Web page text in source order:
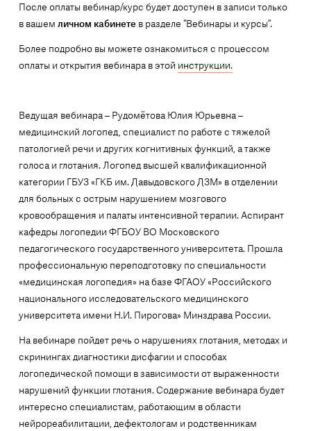
После оплаты вебинар/курс будет доступен в записи только
в вашем личном кабинете в разделе “Вебинары и курсы”.
Более подробно вы можете ознакомиться с процессом
оплаты и открытия вебинара в этой инструкции.
Ведущая вебинара – Рудомётова Юлия Юрьевна –
медицинский логопед, специалист по работе с тяжелой
патологией речи и других когнитивных функций, а также
голоса и глотания. Логопед высшей квалификационной
категории ГБУЗ «ГКБ им. Давыдовского ДЗМ» в отделении
для больных с острым нарушением мозгового
кровообращения и палаты интенсивной терапии. Аспирант
кафедры логопедии ФГБОУ ВО Московского
педагогического государственного университета. Прошла
профессиональную переподготовку по специальности
«медицинская логопедия» на базе ФГАОУ «Российского
национального исследовательского медицинского
университета имени Н.И. Пирогова» Минздрава России.
На вебинаре пойдет речь о нарушениях глотания, методах и
скринингах диагностики дисфагии и способах
логопедической помощи в зависимости от выраженности
нарушений функции глотания. Содержание вебинара будет
интересно специалистам, работающим в области
нейрореабилитации, дефектологам и родственникам